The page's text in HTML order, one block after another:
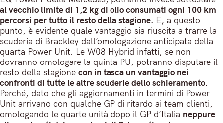
al vecchio limite di 1,2 kg di olio consumati ogni 100 km
percorsi per tutto il resto della stagione. E, a questo
punto, è evidente quale vantaggio sia riuscita a trarre la
scuderia di Brackley dall’omologazione anticipata della
quarta Power Unit. Le W08 Hybrid infatti, se non
dovranno omologare la quinta PU, potranno disputare il
resto della stagione con in tasca un vantaggio nei
confronti di tutte le altre scuderie dello schieramento.
Perché, dato che gli aggiornamenti in termini di Power
Unit arrivano con qualche GP di ritardo ai team clienti,
omologando le quarte unità dopo il GP d’Italia neppure